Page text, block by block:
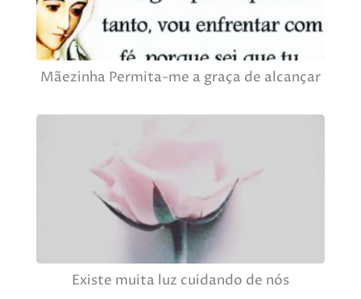
Mãezinha Permita-me a graça de alcançar
Existe muita luz cuidando de nós